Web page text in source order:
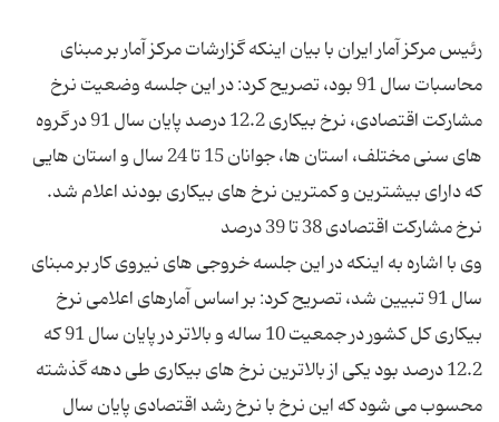
رئیس مرکز آمار ایران با بیان اینکه گزارشات مرکز آمار بر مبنای
محاسبات سال 91 بود، تصریح کرد: در این جلسه وضعیت نرخ
مشارکت اقتصادی، نرخ بیکاری 12.2 درصد پایان سال 91 در گروه
های سنی مختلف، استان ها، جوانان 15 تا 24 سال و استان هایی
وی با اشاره به اینکه در این جلسه خروجی های نیروی کار بر مبنای
سال 91 تبیین شد، تصریح کرد: بر اساس آمارهای اعلامی نرخ
بیکاری کل کشور در جمعیت 10 ساله و بالاتر در پایان سال 91 که
12.2 درصد بود یکی از بالاترین نرخ های بیکاری طی دهه گذشته
محسوب می شود که این نرخ با نرخ رشد اقتصادی پایان سال